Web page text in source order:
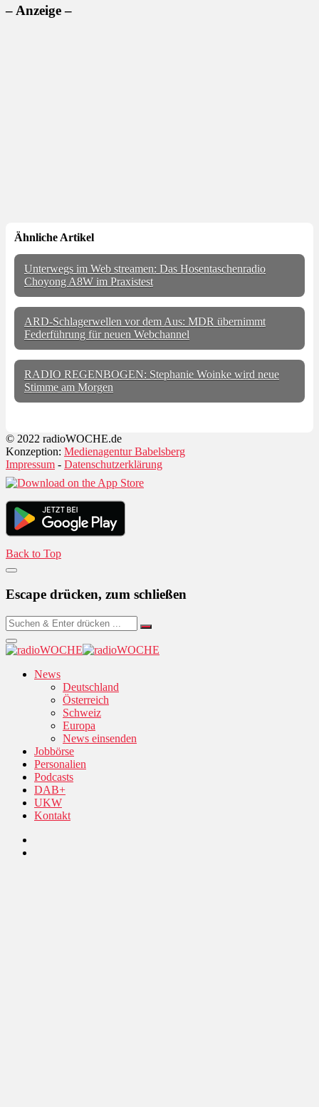
– Anzeige –
Ähnliche Artikel
Unterwegs im Web streamen: Das Hosentaschenradio
Choyong A8W im Praxistest
ARD-Schlagerwellen vor dem Aus: MDR übernimmt
Federführung für neuen Webchannel
RADIO REGENBOGEN: Stephanie Woinke wird neue
Stimme am Morgen
© 2022 radioWOCHE.de
Konzeption: Medienagentur Babelsberg
Impressum - Datenschutzerklärung
Back to Top
Escape drücken, zum schließen
News
Deutschland
Österreich
Schweiz
Europa
News einsenden
Jobbörse
Personalien
Podcasts
DAB+
UKW
Kontakt